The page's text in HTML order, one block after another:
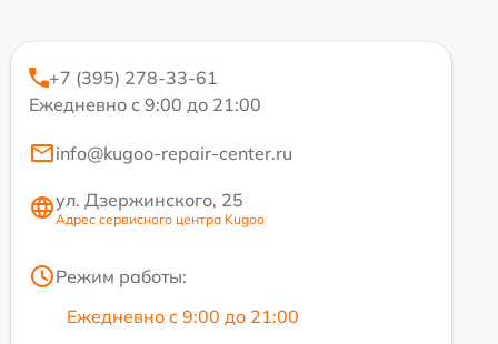
+7 (395) 278-33-61
Ежедневно с 9:00 до 21:00
info@kugoo-repair-center.ru
ул. Дзержинского, 25
Адрес сервисного центра Kugoo
Режим работы:
Ежедневно с 9:00 до 21:00